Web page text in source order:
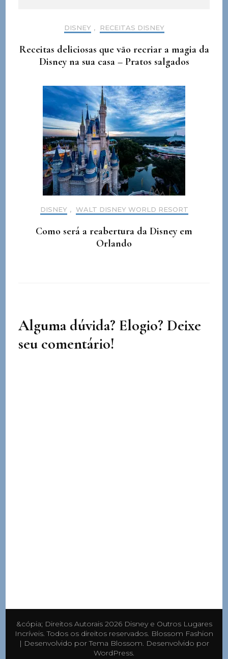
DISNEY , RECEITAS DISNEY
Receitas deliciosas que vão recriar a magia da
Disney na sua casa – Pratos salgados
DISNEY , WALT DISNEY WORLD RESORT
Como será a reabertura da Disney em
Orlando
Alguma dúvida? Elogio? Deixe
seu comentário!
&cópia; Direitos Autorais 2026 Disney e Outros Lugares
Incríveis. Todos os direitos reservados. Blossom Fashion
| Desenvolvido porTema Blossom. Desenvolvido por
WordPress.